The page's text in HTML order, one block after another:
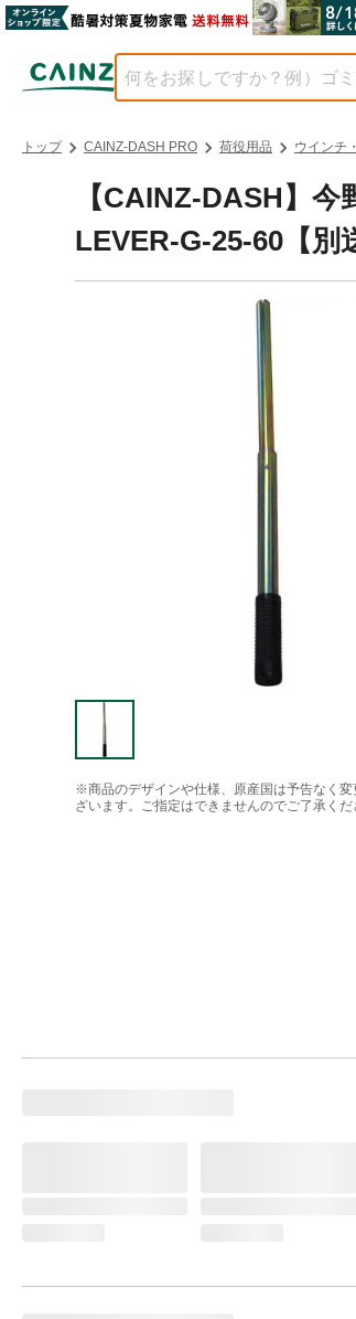
トップ CAINZ-DASH PRO 荷役用品 ウインチ
【CAINZ-DASH】
LEVER-G-25-60【別
※商品のデザインや仕様、原産国は予告なく
ざいます。ご指定はできませんのでご了承くだ